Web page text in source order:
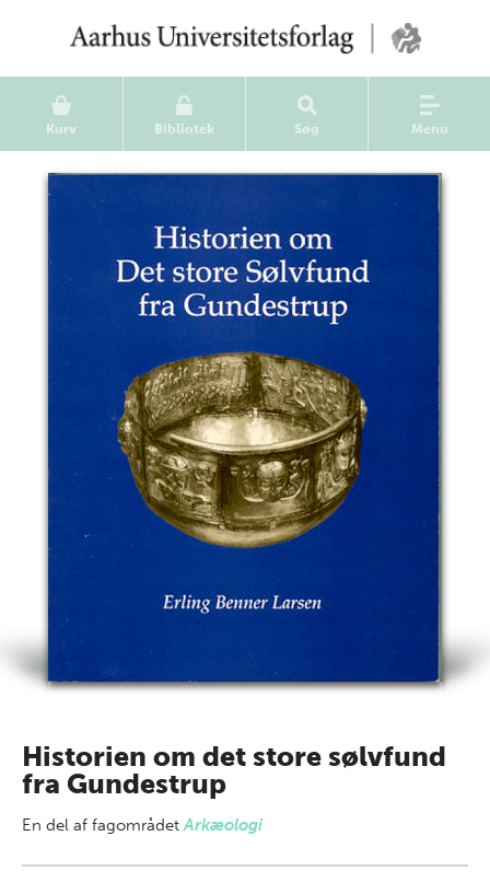
Kurv Bibliotek Søg Menu
Historien om det store sølvfund
fra Gundestrup
En del af fagområdetArkæologi